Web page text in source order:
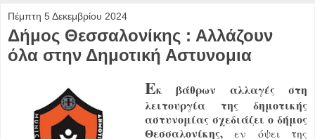
Πέμπτη 5 Δεκεμβρίου 2024
Δήμος Θεσσαλονίκης : Αλλάζουν
όλα στην Δημοτική Αστυνομια
Εκ βάθρων αλλαγές στη
λειτουργία της δημοτικής
αστυνομίας σχεδιάζει ο δήμος
Θεσσαλονίκης, εν όψει της